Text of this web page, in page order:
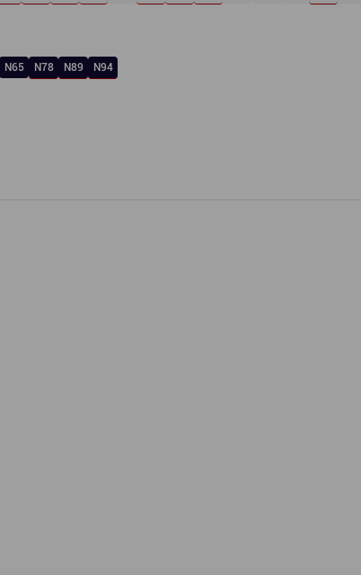
N65 N78 N89 N94